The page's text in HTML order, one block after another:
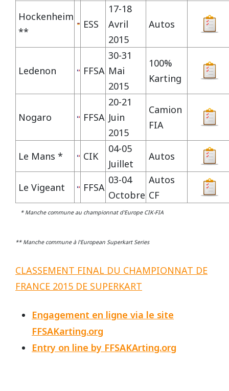
Hockenheim
**
ESS
17-18
Avril
2015
Autos
Ledenon FFSA
30-31
Mai
2015
100%
Karting
Nogaro FFSA
20-21
Juin
2015
Camion
FIA
Le Mans * CIK
04-05
Juillet
Autos
Le Vigeant FFSA
03-04
Octobre
Autos
CF
* Manche commune au championnat d'Europe CIK-FIA
** Manche commune à l'European Superkart Series
CLASSEMENT FINAL DU CHAMPIONNAT DE
FRANCE 2015 DE SUPERKART
Engagement en ligne via le site
FFSAKarting.org
Entry on line by FFSAKArting.org
2008
2005
2004
2004
NOGARO
PAUL RICARD
Autres années